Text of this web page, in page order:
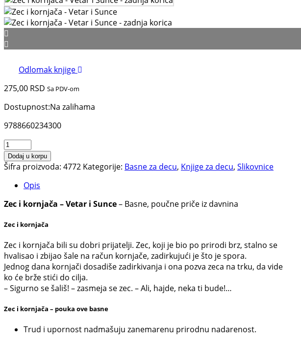
Odlomak knjige
275,00 RSD Sa PDV-om
Dostupnost:Na zalihama
9788660234300
Zec
i
kornjača
Vetar
Sunce
Dodaj u korpu
Šifra proizvoda: 4772 Kategorije: Basne za decu, Knjige za decu, Slikovnice
Opis
Zec i kornjača – Vetar i Sunce– Basne, poučne priče iz davnina
Zec i kornjača
Zec i kornjača bili su dobri prijatelji. Zec, koji je bio po prirodi brz, stalno se
hvalisao i zbijao šale na račun kornjače, zadirkujući je što je spora.
Jednog dana kornjači dosadiše zadirkivanja i ona pozva zeca na trku, da vide
ko će brže stići do cilja.
– Sigurno se šališ! – zasmeja se zec. – Ali, hajde, neka ti bude!…
Zec i kornjača – pouka ove basne
Trud i upornost nadmašuju zanemarenu prirodnu nadarenost.